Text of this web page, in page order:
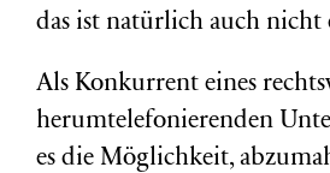
das ist natürlich auch nicht
Als Konkurrent eines
herumtelefonierenden
es die Möglichkeit,